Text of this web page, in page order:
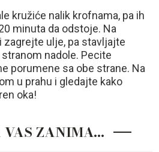
kružiće nalik krofnama, pa ih
minuta da odstoje. Na
ulje, pa stavljajte
nadole. Pecite
porumene sa obe strane. Na
u prahu i gledajte kako
oka!
VAS ZANIMA…